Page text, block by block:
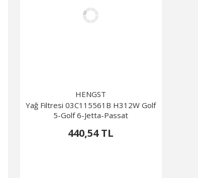
HENGST
Yağ Filtresi 03C115561B H312W Golf
5-Golf 6-Jetta-Passat
440,54 TL